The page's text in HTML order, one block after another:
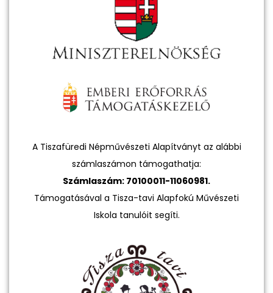
A Tiszafüredi Népművészeti Alapítványt az alábbi
számlaszámon támogathatja:
Számlaszám: 70100011-11060981.
Támogatásával a Tisza-tavi Alapfokú Művészeti
Iskola tanulóit segíti.